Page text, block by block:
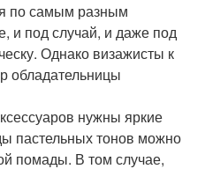
по самым разным
и под случай, и даже под
Однако визажисты к
обладательницы
нужны яркие
пастельных тонов можно
помады. В том случае,